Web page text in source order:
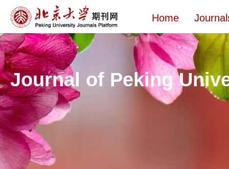
Home
Journal of Peking